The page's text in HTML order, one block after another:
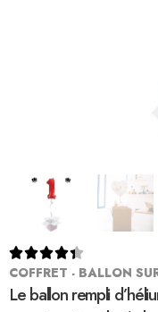

COFFRET - BALLON
Le ballon rempli